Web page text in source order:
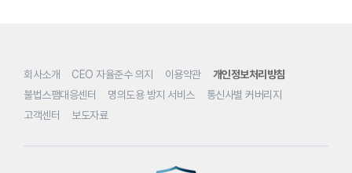
회사소개 CEO 자율준수 의지 이용약관
개인정보처리방침
불법스팸대응센터
명의도용 방지 서비스
통신사별 커버리지
고객센터
보도자료